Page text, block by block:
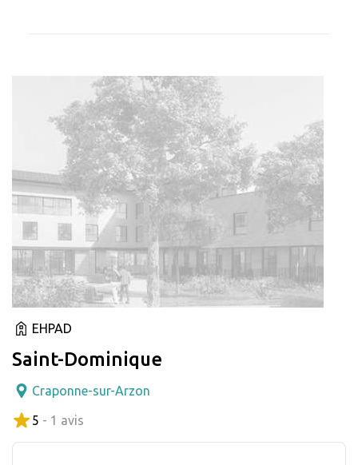
EHPAD
Saint-Dominique
Craponne-sur-Arzon
5 - 1 avis